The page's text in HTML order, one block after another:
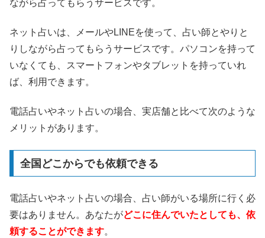
ながら占ってもらうサービスです。
ネット占いは、メールやLINEを使って、占い師とやりと
りしながら占ってもらうサービスです。パソコンを持って
いなくても、スマートフォンやタブレットを持っていれ
ば、利用できます。
電話占いやネット占いの場合、実店舗と比べて次のような
メリットがあります。
全国どこからでも依頼できる
電話占いやネット占いの場合、占い師がいる場所に行く必
要はありません。あなたがどこに住んでいたとしても、依
頼することができます。